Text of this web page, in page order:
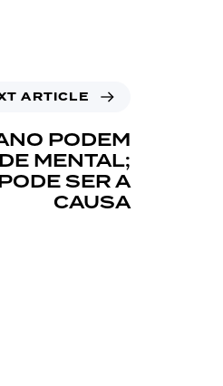
ARTICLE
PODEM
MENTAL;
SER A
CAUSA